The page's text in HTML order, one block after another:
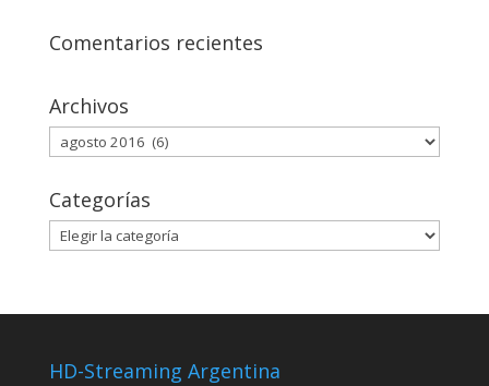
Comentarios recientes
Archivos
Archivos
Categorías
Categorías
HD-Streaming Argentina